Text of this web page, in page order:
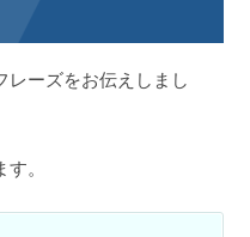
レーズをお伝えしまし
。